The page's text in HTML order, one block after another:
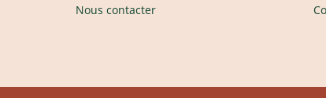
Nous contacter